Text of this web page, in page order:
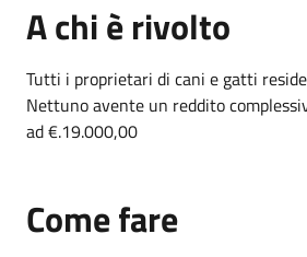
A chi è rivolto
Tutti i proprietari di cani e gatti
Nettuno avente un reddito
ad €.19.000,00
Come fare